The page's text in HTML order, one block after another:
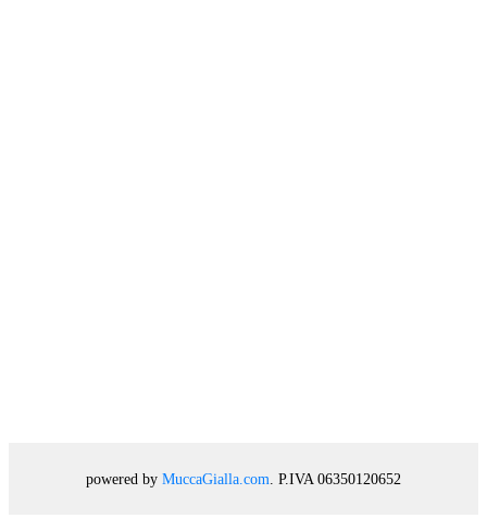
powered by MuccaGialla.com . P.IVA 06350120652